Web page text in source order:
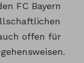
FC Bayern
offen für